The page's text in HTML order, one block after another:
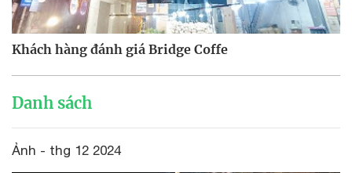
Khách hàng đánh giá Bridge Coffe
Danh sách
Ảnh - thg 12 2024